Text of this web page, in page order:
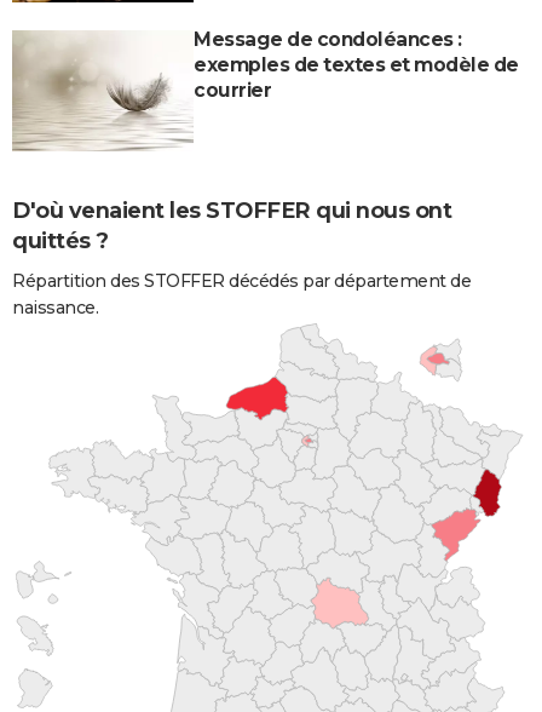
Message de condoléances :
exemples de textes et modèle de
courrier
D'où venaient les STOFFER qui nous ont
quittés ?
Répartition des STOFFER décédés par département de
naissance.